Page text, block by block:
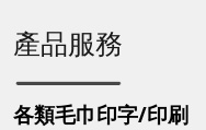
產品服務
各類毛巾印字/印刷